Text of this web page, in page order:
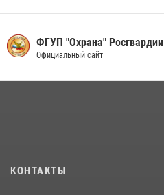
13 июля 2026, 05:29
церемонии
ФГУП "Охрана" Росгвардии
Официальный сайт
КОНТАКТЫ